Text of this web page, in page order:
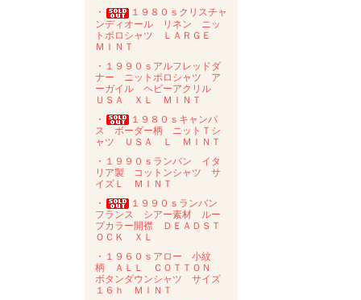
・
１９８０ｓクリスチャ
ンディオール リネン ニッ
トポロシャツ ＬＡＲＧＥ
ＭＩＮＴ
・１９９０ｓアルフレッドダ
ナー ニットポロシャツ ア
ーガイル ヘビーアクリル
ＵＳＡ ＸＬ ＭＩＮＴ
・
１９８０ｓキャンパ
ス ボーダー柄 ニットＴシ
ャツ ＵＳＡ Ｌ ＭＩＮＴ
・１９９０ｓランバン イタ
リア製 コットンシャツ サ
イズＬ ＭＩＮＴ
・
１９９０ｓランバン
フランス シアー素材 ルー
プカラー開襟 ＤＥＡＤＳＴ
ＯＣＫ ＸＬ
・１９６０ｓアロー 小紋
柄 ＡＬＬ ＣＯＴＴＯＮ
ボタンダウンシャツ サイズ
１６ｈ ＭＩＮＴ